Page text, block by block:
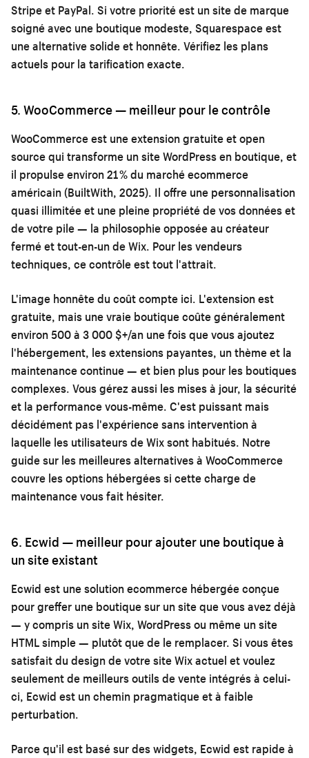
Stripe et PayPal. Si votre priorité est un site de marque
soigné avec une boutique modeste, Squarespace est
une alternative solide et honnête. Vérifiez les plans
actuels pour la tarification exacte.
5. WooCommerce — meilleur pour le contrôle
WooCommerce est une extension gratuite et open
source qui transforme un site WordPress en boutique, et
il propulse environ 21 % du marché ecommerce
américain (BuiltWith, 2025). Il offre une personnalisation
quasi illimitée et une pleine propriété de vos données et
de votre pile — la philosophie opposée au créateur
fermé et tout-en-un de Wix. Pour les vendeurs
techniques, ce contrôle est tout l'attrait.
L'image honnête du coût compte ici. L'extension est
gratuite, mais une vraie boutique coûte généralement
environ 500 à 3 000 $+/an une fois que vous ajoutez
l'hébergement, les extensions payantes, un thème et la
maintenance continue — et bien plus pour les boutiques
complexes. Vous gérez aussi les mises à jour, la sécurité
et la performance vous-même. C'est puissant mais
décidément pas l'expérience sans intervention à
laquelle les utilisateurs de Wix sont habitués. Notre
guide sur les meilleures alternatives à WooCommerce
couvre les options hébergées si cette charge de
maintenance vous fait hésiter.
6. Ecwid — meilleur pour ajouter une boutique à
un site existant
Ecwid est une solution ecommerce hébergée conçue
pour greffer une boutique sur un site que vous avez déjà
— y compris un site Wix, WordPress ou même un site
HTML simple — plutôt que de le remplacer. Si vous êtes
satisfait du design de votre site Wix actuel et voulez
seulement de meilleurs outils de vente intégrés à celui-
ci, Ecwid est un chemin pragmatique et à faible
perturbation.
Parce qu'il est basé sur des widgets, Ecwid est rapide à